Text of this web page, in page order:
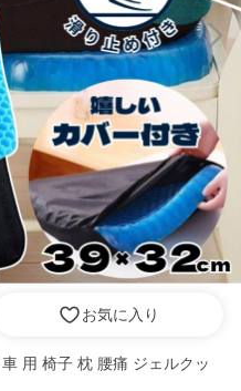
お気に入り
用 椅子 枕 腰痛 ジェルクッ